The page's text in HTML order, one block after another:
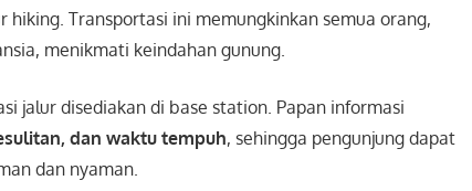
Transportasi ini memungkinkan semua orang,
menikmati keindahan gunung.
jalur disediakan di base station. Papan informasi
dan waktu tempuh, sehingga pengunjung dapat
dan nyaman.